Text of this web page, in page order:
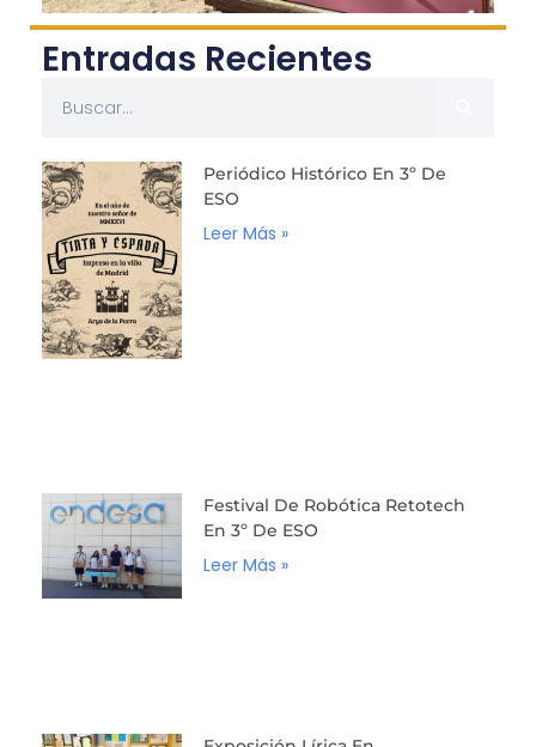
Entradas Recientes
Periódico Histórico En 3º De
ESO
Leer Más »
Festival De Robótica Retotech
En 3º De ESO
Leer Más »